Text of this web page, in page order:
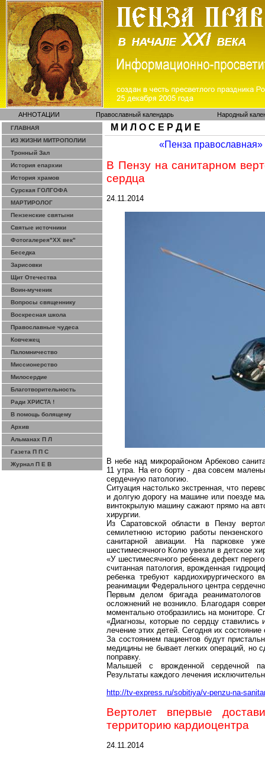
АННОТАЦИИ Православный календарь Народный
ГЛАВНАЯ
ИЗ ЖИЗНИ МИТРОПОЛИИ
Тронный Зал
История епархии
История храмов
Сурская ГОЛГОФА
МАРТИРОЛОГ
Пензенские святыни
Святые источники
Фотогалерея"ХХ век"
Беседка
Зарисовки
Щит Отечества
Воин-мученик
Вопросы священнику
Воскресная школа
Православные чудеса
Ковчежец
Паломничество
Миссионерство
Милосердие
Благотворительность
Ради ХРИСТА !
В помощь болящему
Архив
Альманах П Л
Газета П П С
Журнал П Е В
М И Л О С Е Р Д И Е
«Пенза
В Пензу на санитарном
сердца
24.11.2014
В небе над микрорайоном Арбеково
11 утра. На его борту - два совсем
сердечную патологию.
Ситуация настолько экстренная, что
и долгую дорогу на машине или поезде
винтокрылую машину сажают прямо на
хирургии.
Из Саратовской области в Пензу
семилетнюю историю работы пензенского
санитарной авиации. На парковке
шестимесячного Колю увезли в детское
«У шестимесячного ребенка дефект
считанная патология, врожденная
ребенка требуют
реанимации Федерального центра
Первым делом бригада
осложнений не возникло. Благодаря
моментально отобразились на мониторе.
«Диагнозы, которые по сердцу
лечение этих детей. Сегодня их
За состоянием пациентов будут
медицины не бывает легких операций, но
поправку.
Малышей с врожденной сердечной
Результаты каждого лечения
http://tv-express.ru/sobitiya/v-penzu-na-
Вертолет впервые
территорию кардиоцентра
24.11.2014